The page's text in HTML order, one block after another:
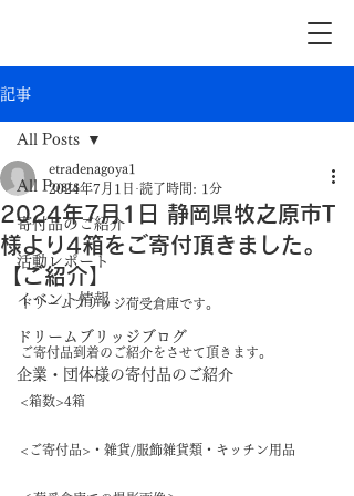
記事
All Posts
寄付品のご紹介
活動レポート
イベント情報
ドリームブリッジブログ
企業・団体様の寄付品のご紹介
All Posts
2024年7月1日 静岡県牧之原市T
様より4箱をご寄付頂きました。
【ご紹介】
etradenagoya1
2024年7月1日 読了時間: 1分
ドリームブリッジ荷受倉庫です。
ご寄付品到着のご紹介をさせて頂きます。
<箱数>4箱
<ご寄付品>・雑貨/服飾雑貨類・キッチン用品